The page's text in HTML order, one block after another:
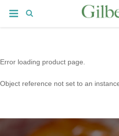
Error loading product page.
Object reference not set to an